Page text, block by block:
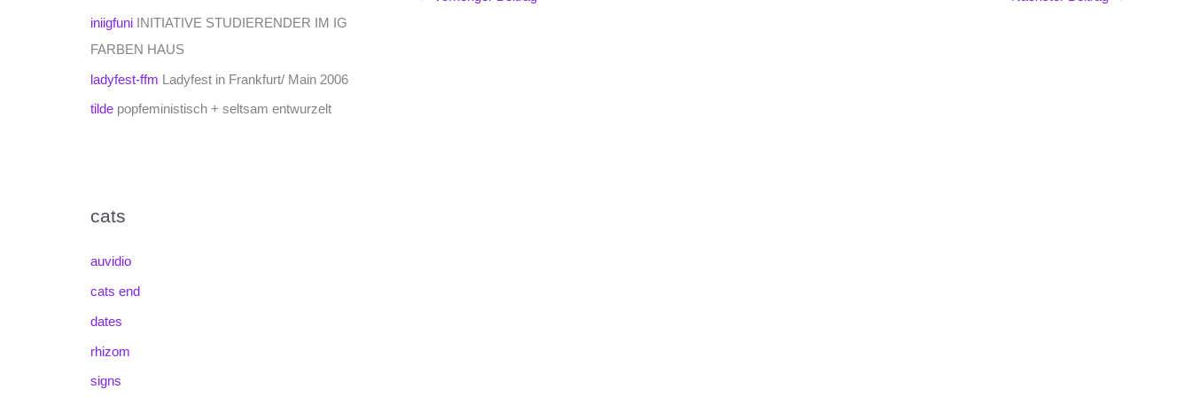
iniigfuni INITIATIVE STUDIERENDER IM IG
FARBEN HAUS
ladyfest-ffm Ladyfest in Frankfurt/ Main 2006
tilde popfeministisch + seltsam entwurzelt
cats
auvidio
cats end
dates
rhizom
signs